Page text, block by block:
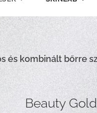
és kombinált bőrre
Beauty Gold